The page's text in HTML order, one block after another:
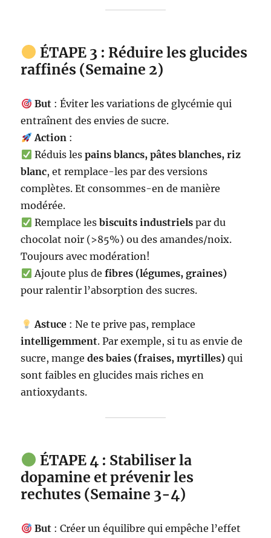
ÉTAPE 3 : Réduire les glucides
raffinés (Semaine 2)
But: Éviter les variations de glycémie qui
entraînent des envies de sucre.
Action:
Réduis les pains blancs, pâtes blanches, riz
blanc, et remplace-les par des versions
complètes. Et consommes-en de manière
modérée.
Remplace les biscuits industrielspar du
chocolat noir (>85%) ou des amandes/noix.
Toujours avec modération!
Ajoute plus de fibres (légumes, graines)
pour ralentir l’absorption des sucres.
Astuce: Ne te prive pas, remplace
intelligemment. Par exemple, si tu as envie de
sucre, mangedes baies (fraises, myrtilles) qui
sont faibles en glucides mais riches en
antioxydants.
ÉTAPE 4 : Stabiliser la
dopamine et prévenir les
rechutes (Semaine 3-4)
But: Créer un équilibre qui empêche l’effet